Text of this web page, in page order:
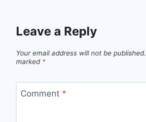
Leave a Reply
Your email address will not be published.
marked *
Comment *